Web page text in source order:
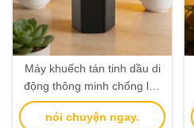
Máy khuếch tán tinh dầu di
động thông minh chống lật,
đốt trầm hương điện tử
nói chuyện ngay.